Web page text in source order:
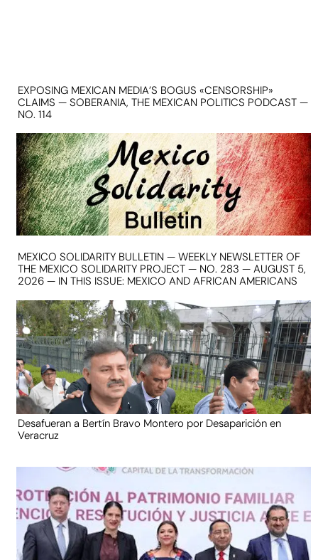
EXPOSING MEXICAN MEDIA’S BOGUS «CENSORSHIP»
CLAIMS — SOBERANIA, THE MEXICAN POLITICS PODCAST —
NO. 114
MEXICO SOLIDARITY BULLETIN — WEEKLY NEWSLETTER OF
THE MEXICO SOLIDARITY PROJECT — NO. 283 — AUGUST 5,
2026 — IN THIS ISSUE: MEXICO AND AFRICAN AMERICANS
Desafueran a Bertín Bravo Montero por Desaparición en
Veracruz